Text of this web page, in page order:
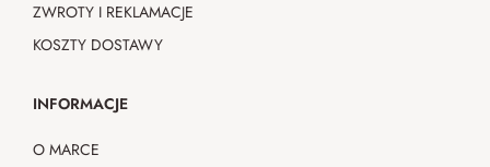
ZWROTY I REKLAMACJE
KOSZTY DOSTAWY
INFORMACJE
O MARCE